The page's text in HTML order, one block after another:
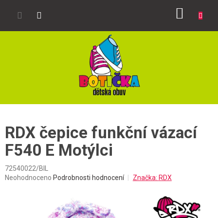
RDX čepice funkční vázací
F540 E Motýlci
72540022/BIL
Průměrné
Neohodnoceno Podrobnosti hodnocení Značka: RDX